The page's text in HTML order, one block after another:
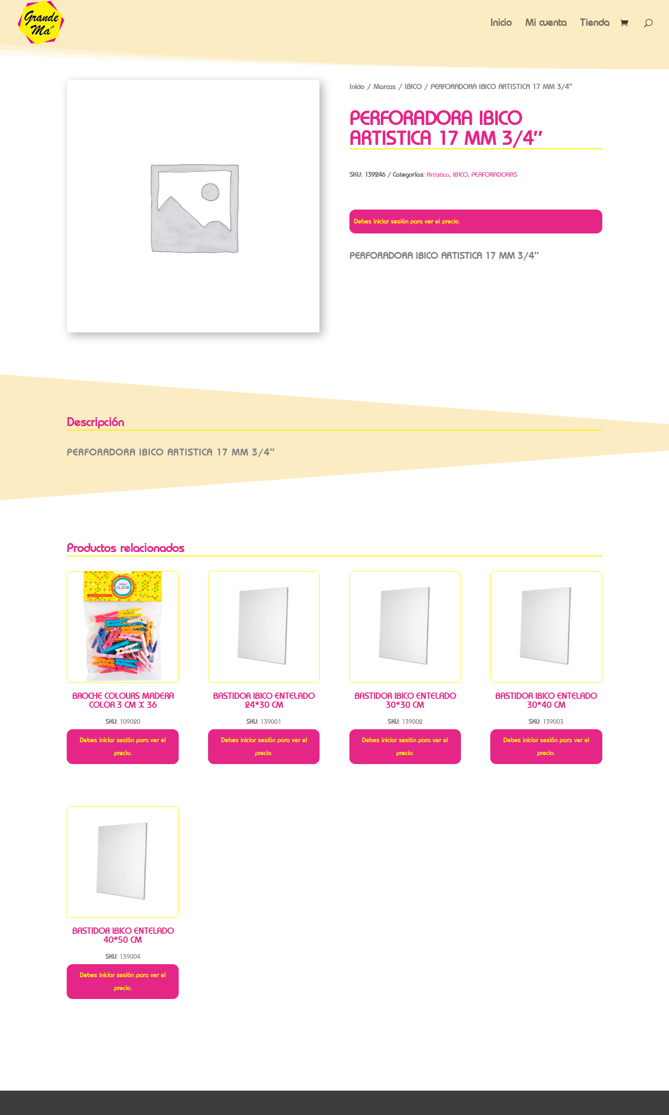
Inicio Mi cuenta Tienda
Inicio/ Marcas/ IBICO/ PERFORADORA IBICO ARTISTICA 17 MM 3/4″
PERFORADORA IBICO
ARTISTICA 17 MM 3/4″
SKU: 139246 Categorías: Artistica, IBICO, PERFORADORAS
Debes iniciar sesión para ver el precio.
PERFORADORA IBICO ARTISTICA 17 MM 3/4″
Descripción
PERFORADORA IBICO ARTISTICA 17 MM 3/4″
Productos relacionados
BROCHE COLOURS MADERA
COLOR 3 CM X 36
SKU: 109020
Debes iniciar sesión para ver el
precio.
BASTIDOR IBICO ENTELADO
24*30 CM
SKU: 139001
Debes iniciar sesión para ver el
precio.
BASTIDOR IBICO ENTELADO
30*30 CM
SKU: 139002
Debes iniciar sesión para ver el
precio.
BASTIDOR IBICO ENTELADO
30*40 CM
SKU: 139003
Debes iniciar sesión para ver el
precio.
BASTIDOR IBICO ENTELADO
40*50 CM
SKU: 139004
Debes iniciar sesión para ver el
precio.